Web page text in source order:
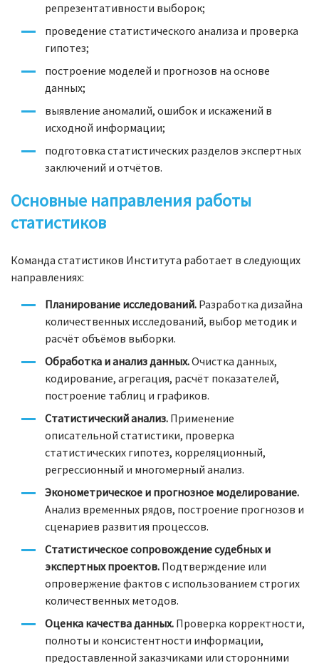
репрезентативности выборок;
проведение статистического анализа и проверка
гипотез;
построение моделей и прогнозов на основе
данных;
выявление аномалий, ошибок и искажений в
исходной информации;
подготовка статистических разделов экспертных
заключений и отчётов.
Основные направления работы
статистиков
Команда статистиков Института работает в следующих
направлениях:
Планирование исследований. Разработка дизайна
количественных исследований, выбор методик и
расчёт объёмов выборки.
Обработка и анализ данных.Очистка данных,
кодирование, агрегация, расчёт показателей,
построение таблиц и графиков.
Статистический анализ. Применение
описательной статистики, проверка
статистических гипотез, корреляционный,
регрессионный и многомерный анализ.
Эконометрическое и прогнозное моделирование.
Анализ временных рядов, построение прогнозов и
сценариев развития процессов.
Статистическое сопровождение судебных и
экспертных проектов. Подтверждение или
опровержение фактов с использованием строгих
количественных методов.
Оценка качества данных. Проверка корректности,
полноты и консистентности информации,
предоставленной заказчиками или сторонними